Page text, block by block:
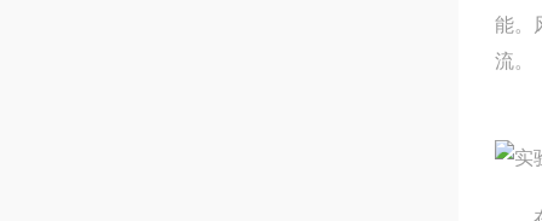
能
流。